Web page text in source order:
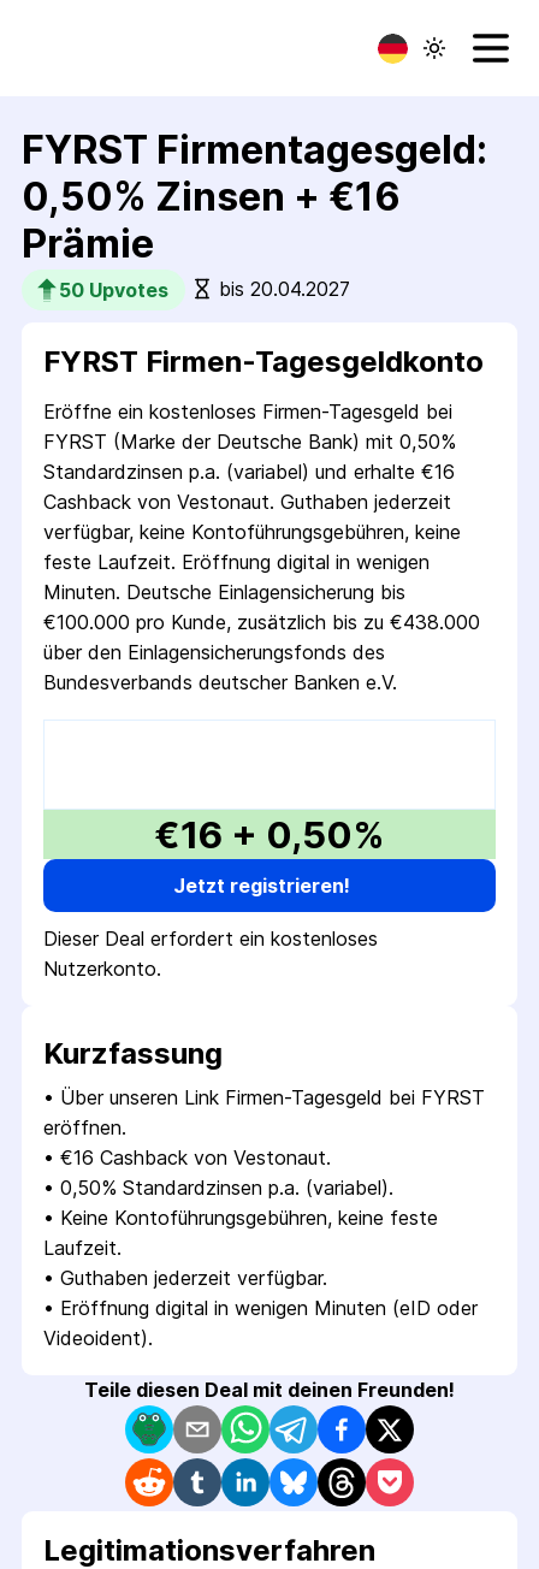
FYRST Firmentagesgeld:
0,50% Zinsen + €16
Prämie
50 Upvotes bis 20.04.2027
FYRST Firmen-Tagesgeldkonto
Eröffne ein kostenloses Firmen-Tagesgeld bei
FYRST (Marke der Deutsche Bank) mit 0,50%
Standardzinsen p.a. (variabel) und erhalte €16
Cashback von Vestonaut. Guthaben jederzeit
verfügbar, keine Kontoführungsgebühren, keine
feste Laufzeit. Eröffnung digital in wenigen
Minuten. Deutsche Einlagensicherung bis
€100.000 pro Kunde, zusätzlich bis zu €438.000
über den Einlagensicherungsfonds des
Bundesverbands deutscher Banken e.V.
€16 + 0,50%
Jetzt registrieren!
Dieser Deal erfordert ein kostenloses
Nutzerkonto.
Kurzfassung
• Über unseren Link Firmen-Tagesgeld bei FYRST
eröffnen.
• €16 Cashback von Vestonaut.
• 0,50% Standardzinsen p.a. (variabel).
• Keine Kontoführungsgebühren, keine feste
Laufzeit.
• Guthaben jederzeit verfügbar.
• Eröffnung digital in wenigen Minuten (eID oder
Videoident).
Teile diesen Deal mit deinen Freunden!
Legitimations­verfahren